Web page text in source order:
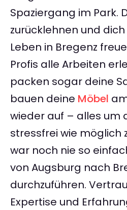
Spaziergang im Park.
zurücklehnen und
Leben in Bregenz
Profis alle Arbeiten
packen sogar deine
bauen deine Möbel
wieder auf – alles um
stressfrei wie möglich
war noch nie so
von Augsburg nach
durchzuführen.
Expertise und